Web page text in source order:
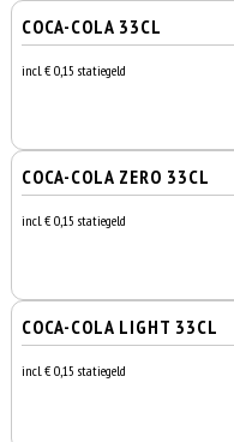
COCA-COLA 33CL
incl. € 0,15 statiegeld
COCA-COLA ZERO 33CL
incl. € 0,15 statiegeld
COCA-COLA LIGHT 33CL
incl. € 0,15 statiegeld